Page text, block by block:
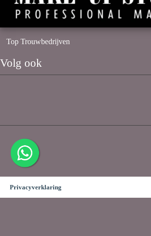
Top Trouwbedrijven
Volg ook
Privacyverklaring